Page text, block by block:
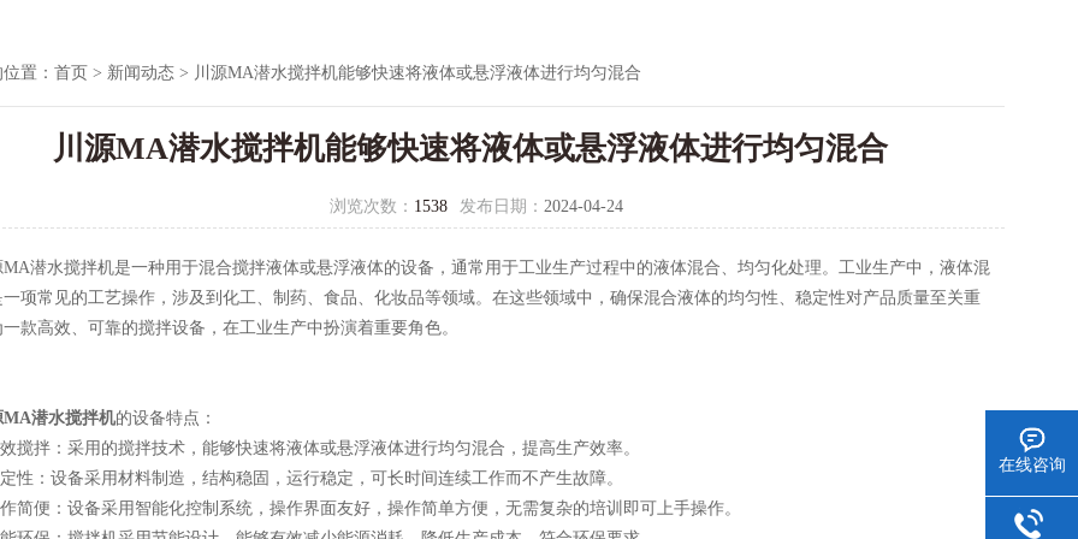
置： 首页 > 新闻动态 > 川源MA潜水搅拌机能够快速将液体或悬浮液体进行均匀混合
川源MA潜水搅拌机能够快速将液体或悬浮液体进行均匀混合
浏览次数： 1538 发布日期： 2024-04-24
水搅拌机是一种用于混合搅拌液体或悬浮液体的设备，通常用于工业生产过程中的液体混合、均匀化处理。工业生产中，液体混
项常见的工艺操作，涉及到化工、制药、食品、化妆品等领域。在这些领域中，确保混合液体的均匀性、稳定性对产品质量至关重
款高效、可靠的搅拌设备，在工业生产中扮演着重要角色。
MA潜水搅拌机的设备特点：
：采用的搅拌技术，能够快速将液体或悬浮液体进行均匀混合，提高生产效率。
设备采用材料制造，结构稳固，运行稳定，可长时间连续工作而不产生故障。
：设备采用智能化控制系统，操作界面友好，操作简单方便，无需复杂的培训即可上手操作。
在线咨询